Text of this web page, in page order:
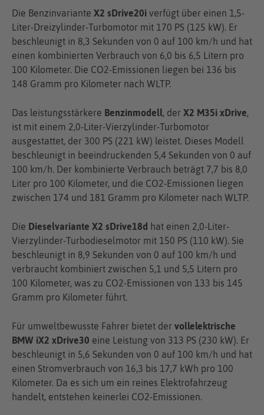
Die Benzinvariante X2 sDrive20i verfügt über einen 1,5-
Liter-Dreizylinder-Turbomotor mit 170 PS (125 kW). Er
beschleunigt in 8,3 Sekunden von 0 auf 100 km/h und hat
einen kombinierten Verbrauch von 6,0 bis 6,5 Litern pro
100 Kilometer. Die CO2-Emissionen liegen bei 136 bis
148 Gramm pro Kilometer nach WLTP.
Das leistungsstärkere Benzinmodell, der X2 M35i xDrive,
ist mit einem 2,0-Liter-Vierzylinder-Turbomotor
ausgestattet, der 300 PS (221 kW) leistet. Dieses Modell
beschleunigt in beeindruckenden 5,4 Sekunden von 0 auf
100 km/h. Der kombinierte Verbrauch beträgt 7,7 bis 8,0
Liter pro 100 Kilometer, und die CO2-Emissionen liegen
zwischen 174 und 181 Gramm pro Kilometer nach WLTP.
Die Dieselvariante X2 sDrive18d hat einen 2,0-Liter-
Vierzylinder-Turbodieselmotor mit 150 PS (110 kW). Sie
beschleunigt in 8,9 Sekunden von 0 auf 100 km/h und
verbraucht kombiniert zwischen 5,1 und 5,5 Litern pro
100 Kilometer, was zu CO2-Emissionen von 133 bis 145
Gramm pro Kilometer führt.
Für umweltbewusste Fahrer bietet der vollelektrische
BMW iX2 xDrive30 eine Leistung von 313 PS (230 kW). Er
beschleunigt in 5,6 Sekunden von 0 auf 100 km/h und hat
einen Stromverbrauch von 16,3 bis 17,7 kWh pro 100
Kilometer. Da es sich um ein reines Elektrofahrzeug
handelt, entstehen keinerlei CO2-Emissionen.